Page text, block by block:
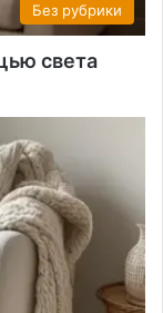
Без рубрики
света